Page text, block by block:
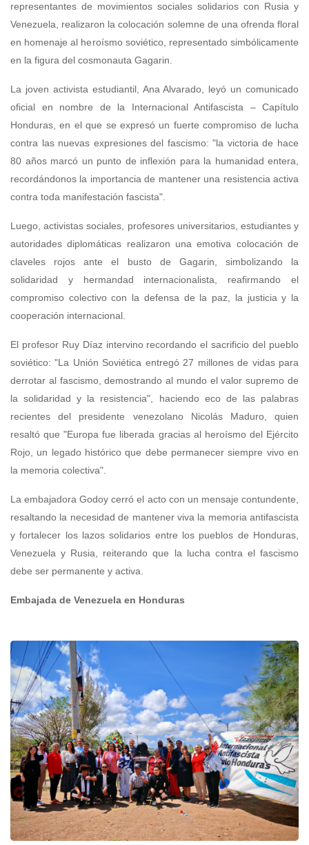
representantes de movimientos sociales solidarios con Rusia y
Venezuela, realizaron la colocación solemne de una ofrenda floral
en homenaje al heroísmo soviético, representado simbólicamente
en la figura del cosmonauta Gagarin.
La joven activista estudiantil, Ana Alvarado, leyó un comunicado
oficial en nombre de la Internacional Antifascista – Capítulo
Honduras, en el que se expresó un fuerte compromiso de lucha
contra las nuevas expresiones del fascismo: "la victoria de hace
80 años marcó un punto de inflexión para la humanidad entera,
recordándonos la importancia de mantener una resistencia activa
contra toda manifestación fascista".
Luego, activistas sociales, profesores universitarios, estudiantes y
autoridades diplomáticas realizaron una emotiva colocación de
claveles rojos ante el busto de Gagarin, simbolizando la
solidaridad y hermandad internacionalista, reafirmando el
compromiso colectivo con la defensa de la paz, la justicia y la
cooperación internacional.
El profesor Ruy Díaz intervino recordando el sacrificio del pueblo
soviético: "La Unión Soviética entregó 27 millones de vidas para
derrotar al fascismo, demostrando al mundo el valor supremo de
la solidaridad y la resistencia", haciendo eco de las palabras
recientes del presidente venezolano Nicolás Maduro, quien
resaltó que "Europa fue liberada gracias al heroísmo del Ejército
Rojo, un legado histórico que debe permanecer siempre vivo en
la memoria colectiva".
La embajadora Godoy cerró el acto con un mensaje contundente,
resaltando la necesidad de mantener viva la memoria antifascista
y fortalecer los lazos solidarios entre los pueblos de Honduras,
Venezuela y Rusia, reiterando que la lucha contra el fascismo
debe ser permanente y activa.
Embajada de Venezuela en Honduras